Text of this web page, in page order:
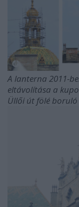
A lanterna 2011-
eltávolítása a
Üllői út fölé